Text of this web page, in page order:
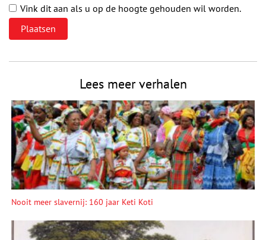
Vink dit aan als u op de hoogte gehouden wil worden.
Lees meer verhalen
Nooit meer slavernij: 160 jaar Keti Koti